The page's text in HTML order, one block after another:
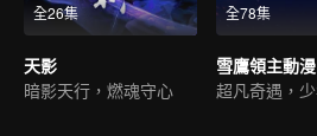
全26集
天影
暗影天行，燃魂守心
全78集
雪鷹領主動漫